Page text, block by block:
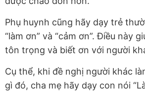
Phụ huynh cũng hãy dạy trẻ
“làm ơn” và “cảm ơn”. Điều này
tôn trọng và biết ơn với người
Cụ thể, khi đề nghị người khác
gì đó, cha mẹ hãy dạy con nói